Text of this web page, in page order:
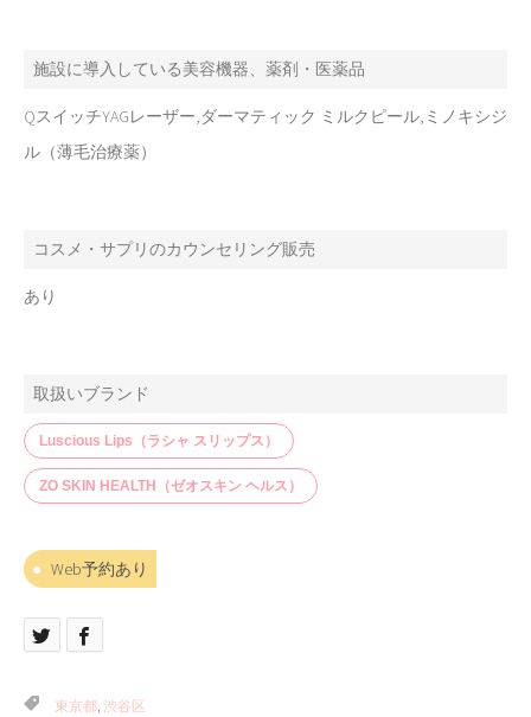
施設に導入している美容機器、薬剤・医薬品
QスイッチYAGレーザー,ダーマティック ミルクピール,ミノキシジ
ル（薄毛治療薬）
コスメ・サプリのカウンセリング販売
あり
取扱いブランド
Luscious Lips（ラシャ スリップス）
ZO SKIN HEALTH（ゼオスキン ヘルス）
Web予約あり
東京都, 渋谷区